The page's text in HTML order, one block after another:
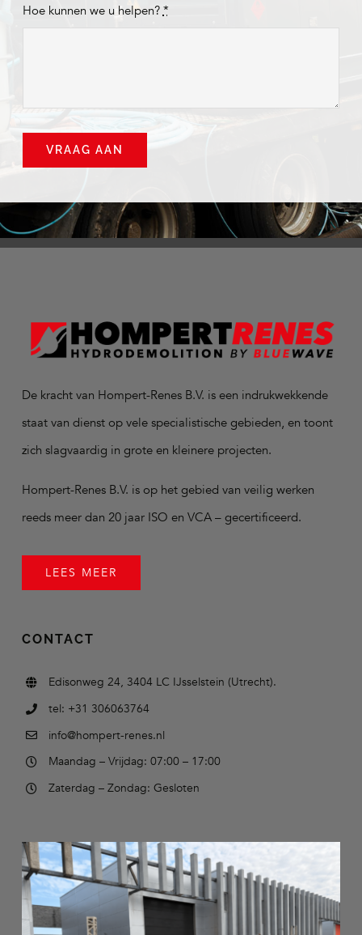
Hoe kunnen we u helpen? *
VRAAG AAN
De kracht van Hompert-Renes B.V. is een indrukwekkende
staat van dienst op vele specialistische gebieden, en toont
zich slagvaardig in grote en kleinere projecten.
Hompert-Renes B.V. is op het gebied van veilig werken
reeds meer dan 20 jaar ISO en VCA – gecertificeerd.
LEES MEER
CONTACT
Edisonweg 24, 3404 LC IJsselstein (Utrecht).
tel: +31 306063764
info@hompert-renes.nl
Maandag – Vrijdag: 07:00 – 17:00
Zaterdag – Zondag: Gesloten